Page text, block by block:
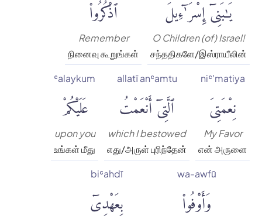
يَٰبَنِىٓ إِسْرَٰٓءِيلَ
O Children (of) Israel!
சந்ததிகளே/இஸ்ராயீலின்
ٱذْكُرُوا۟
Remember
நினைவு கூறுங்கள்
niʿ'matiya
نِعْمَتِىَ
My Favor
என் அருளை
allatī anʿamtu
ٱلَّتِىٓ أَنْعَمْتُ
which I bestowed
எது/அருள் புரிந்தேன்
ʿalaykum
عَلَيْكُمْ
upon you
உங்கள் மீது
wa-awfū
وَأَوْفُوا۟
biʿahdī
بِعَهْدِىٓ